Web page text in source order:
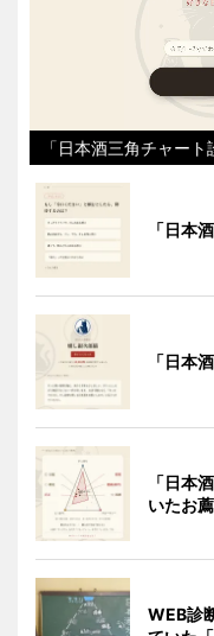
「日本酒三角チャート
「日本
「日本
「日本
いたお
WEB診